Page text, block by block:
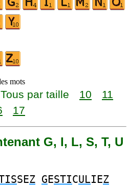
mots
Tous par taille 10
11
17
G, I, L, S, T, U
SEZ GESTICULIEZ